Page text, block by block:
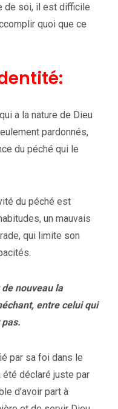
de soi, il est difficile
quoi que ce
a la nature de Dieu
pardonnés,
du péché qui le
du péché est
un mauvais
qui limite son
nouveau la
entre celui qui
par sa foi dans le
déclaré juste par
d’avoir part à